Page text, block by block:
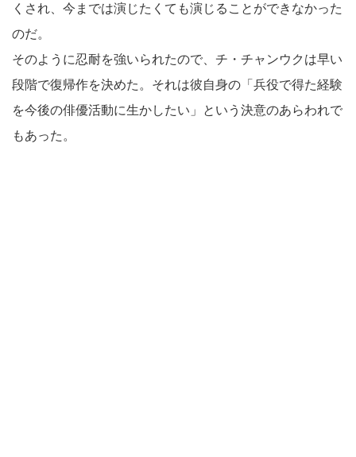
くされ、今までは演じたくても演じることができなかった
のだ。
そのように忍耐を強いられたので、チ・チャンウクは早い
段階で復帰作を決めた。それは彼自身の「兵役で得た経験
を今後の俳優活動に生かしたい」という決意のあらわれで
もあった。